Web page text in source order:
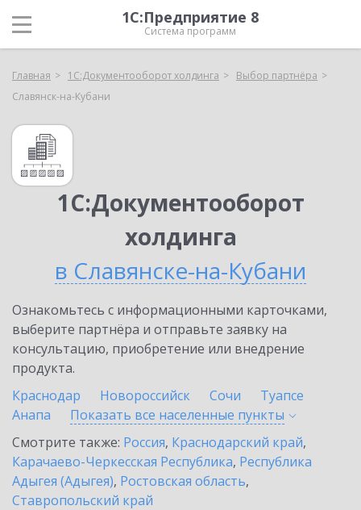
1С:Предприятие 8
Система программ
Главная 1С:Документооборот холдинга
Выбор партнёра
Славянск-на-Кубани
1С:Документооборот
холдинга
в Славянске-на-Кубани
Ознакомьтесь с информационными карточками,
выберите партнёра и отправьте заявку на
консультацию, приобретение или внедрение
продукта.
Краснодар
Новороссийск Сочи
Туапсе
Анапа
Показать все населенные пункты
Смотрите также: Россия, Краснодарский край,
Карачаево-Черкесская Республика, Республика
Адыгея (Адыгея), Ростовская область,
Ставропольский край